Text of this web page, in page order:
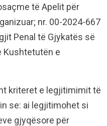
të Apelit për
nr. 00-2024-667
Penal të Gjykatës së
Kushtetutën e
kriteret e legjitimimit të
se: ai legjitimohet si
gjyqësore për